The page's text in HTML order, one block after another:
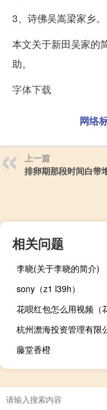
3、诗佛吴嵩梁家乡。
本文关于新田吴家的
助。
字体下载
网络
上一篇
排卵期那段时间白带
相关问题
李晓(关于李晓的简介)
sony（z1 l39h）
藤堂香橙